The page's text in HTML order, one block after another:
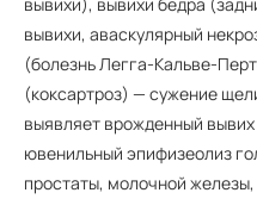
вывихи, аваскулярный
(болезнь Легга-Кальве-
(коксартроз) — сужение
выявляет врожденный
ювенильный эпифизеолиз
простаты, молочной